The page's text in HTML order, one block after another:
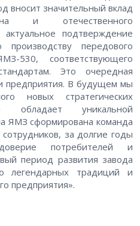
вносит значительный вклад
и отечественного
актуальное подтверждение
передового
530, соответствующего
Это очередная
предприятия. В будущем мы
новых стратегических
обладает уникальной
ЯМЗ сформирована команда
за долгие годы
потребителей и
период развития завода
легендарных традиций и
предприятия».